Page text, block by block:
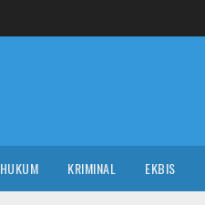
HUKUM KRIMINAL EKBIS